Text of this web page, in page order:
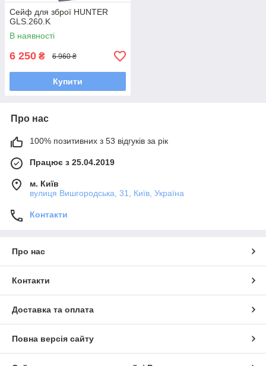
Сейф для зброї HUNTER
GLS.260.K
В наявності
6 250 ₴ 6 960 ₴
Купити
Про нас
100% позитивних з 53 відгуків за рік
Працює з 25.04.2019
м. Київ
вулиця Вишгородська, 31, Київ, Україна
Контакти
Про нас
Контакти
Доставка та оплата
Повна версія сайту